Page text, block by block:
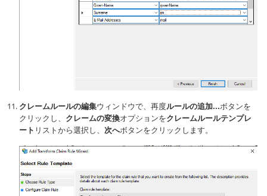
クレームルールの編集ウィンドウで、再度ルールの追加...ボタンを
クリックし、 クレームの変換オプションをクレームルールテンプレ
ート リストから選択し、 次へボタンをクリックします。